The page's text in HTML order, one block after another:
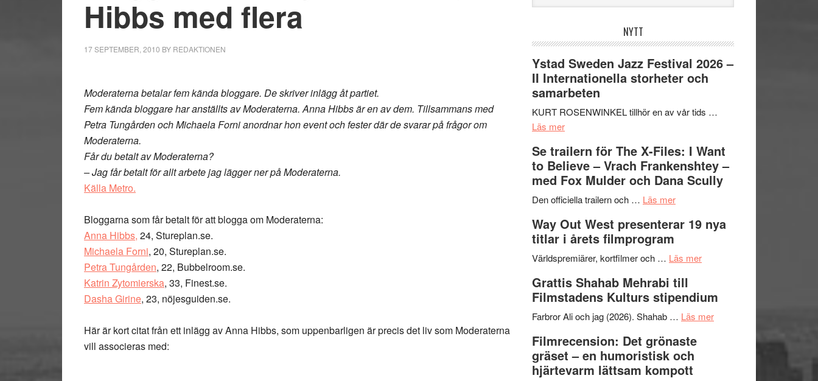
Hibbs med flera
17 SEPTEMBER, 2010 BY REDAKTIONEN
Moderaterna betalar fem kända bloggare. De skriver inlägg åt partiet.
Fem kända bloggare har anställts av Moderaterna. Anna Hibbs är en av dem. Tillsammans med
Petra Tungården och Michaela Forni anordnar hon event och fester där de svarar på frågor om
Moderaterna.
Får du betalt av Moderaterna?
– Jag får betalt för allt arbete jag lägger ner på Moderaterna.
Källa Metro.
Bloggarna som får betalt för att blogga om Moderaterna:
Anna Hibbs, 24, Stureplan.se.
Michaela Forni, 20, Stureplan.se.
Petra Tungården, 22, Bubbelroom.se.
Katrin Zytomierska, 33, Finest.se.
Dasha Girine, 23, nöjesguiden.se.
Här är kort citat från ett inlägg av Anna Hibbs, som uppenbarligen är precis det liv som Moderaterna
vill associeras med:
webbplatsen
NYTT
Ystad Sweden Jazz Festival 2026 –
II Internationella storheter och
samarbeten
KURT ROSENWINKEL tillhör en av vår tids …
Läs merom
Sweden
Jazz
Festival
2026
II
Internationella
storheter
samarbeten
Se trailern för The X-Files: I Want
to Believe – Vrach Frankenshtey –
med Fox Mulder och Dana Scully
Den officiella trailern och … Läs merom
trailern
The
Files:
I
Want
Believe
–
Vrach
Way Out West presenterar 19 nya
titlar i årets filmprogram
Världspremiärer, kortfilmer och … Läs merom
West
presenterar
Grattis Shahab Mehrabi till
Filmstadens Kulturs stipendium
Farbror Ali och jag (2026). Shahab … Läs merom
Filmrecension: Det grönaste
gräset – en humoristisk och
hjärtevarm lättsam kompott